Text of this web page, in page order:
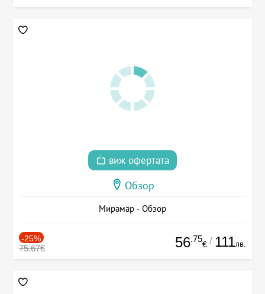
виж офертата
Обзор
Мирамар - Обзор
-25%
75.67€ 56.75
€ / 111лв.